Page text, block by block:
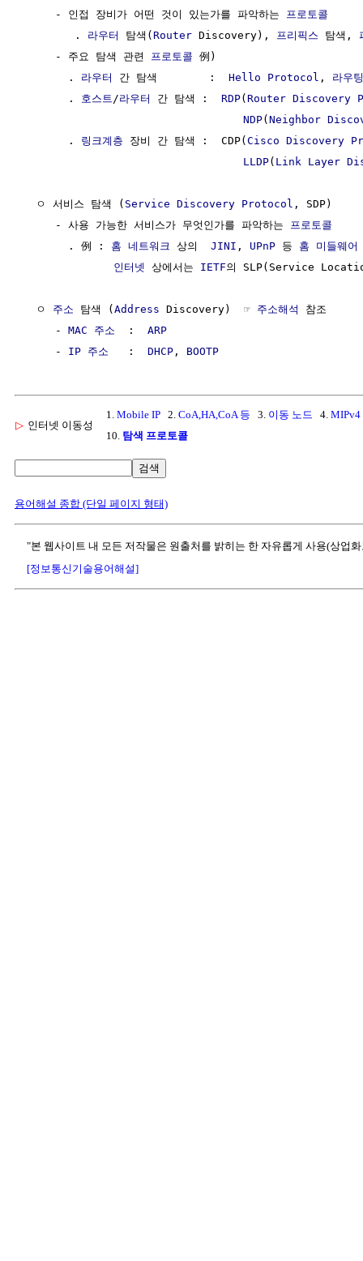
     - 인접 장비가 어떤 것이 있는가를 파악하는
프로토콜
        .
라우터 탐색(Router Discovery), 프리픽스 탐색,
     - 주요 탐색 관련
프로토콜 例)
       .
라우터 간 탐색        : Hello Protocol , 라우
       .
호스트 /라우터 간 탐색 : RDP(Router Discovery
NDP(Neighbor
       .
링크계층 장비 간 탐색 :  CDP(Cisco Discovery
LLDP( Link Layer
  ㅇ 서비스 탐색 (
Service Discovery Protocol , SDP)
     - 사용 가능한 서비스가 무엇인가를 파악하는
프로토콜
       . 例 :
홈 네트워크 상의 JINI , UPnP 등 홈 미들웨어
인터넷
상에서는 IETF의 SLP(Service
  ㅇ
주소 탐색 (Address Discovery)  ☞ 주소해석
참조
     -
MAC 주소
  :
ARP
     -
IP 주소
   :
DHCP , BOOTP
▷ 인터넷 이동성
1. Mobile IP 2. CoA,HA,CoA 등 3. 이동 노드 4. MIPv4
10. 탐색 프로토콜
검색
용어해설 종합 (단일 페이지 형태)
"본 웹사이트 내 모든 저작물은 원출처를 밝히는 한 자유롭게 사용(상업
[정보통신기술용어해설]